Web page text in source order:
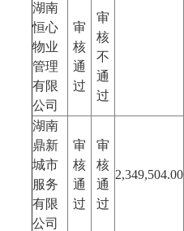
湖南
恒心
物业
管理
有限
公司
审
核
通
过
审
核
不
通
过
湖南
鼎新
城市
服务
有限
公司
审
核
通
过
审
核
通
过
2,349,504.00